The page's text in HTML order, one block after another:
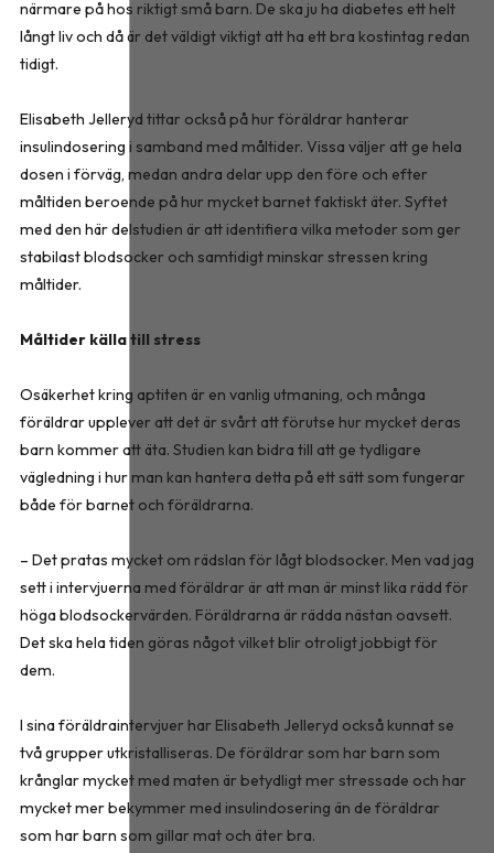
närmare på hos riktigt små barn. De ska ju ha diabetes ett helt
långt liv och då är det väldigt viktigt att ha ett bra kostintag redan
tidigt.
Elisabeth Jelleryd tittar också på hur föräldrar hanterar
insulindosering i samband med måltider. Vissa väljer att ge hela
dosen i förväg, medan andra delar upp den före och efter
måltiden beroende på hur mycket barnet faktiskt äter. Syftet
med den här delstudien är att identifiera vilka metoder som ger
stabilast blodsocker och samtidigt minskar stressen kring
måltider.
Måltider källa till stress
Osäkerhet kring aptiten är en vanlig utmaning, och många
föräldrar upplever att det är svårt att förutse hur mycket deras
barn kommer att äta. Studien kan bidra till att ge tydligare
vägledning i hur man kan hantera detta på ett sätt som fungerar
både för barnet och föräldrarna.
– Det pratas mycket om rädslan för lågt blodsocker. Men vad jag
sett i intervjuerna med föräldrar är att man är minst lika rädd för
höga blodsockervärden. Föräldrarna är rädda nästan oavsett.
Det ska hela tiden göras något vilket blir otroligt jobbigt för
dem.
I sina föräldraintervjuer har Elisabeth Jelleryd också kunnat se
två grupper utkristalliseras. De föräldrar som har barn som
krånglar mycket med maten är betydligt mer stressade och har
mycket mer bekymmer med insulindosering än de föräldrar
som har barn som gillar mat och äter bra.